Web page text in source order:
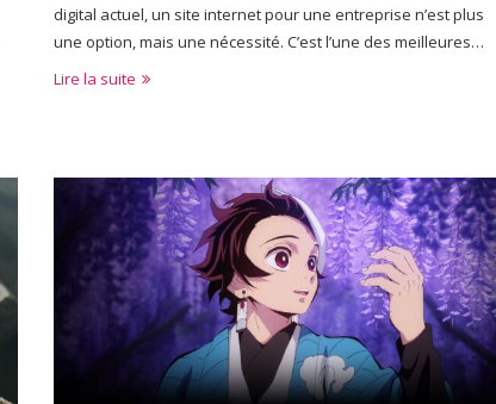
digital actuel, un site internet pour une entreprise n’est plus
une option, mais une nécessité. C’est l’une des meilleures…
Lire la suite